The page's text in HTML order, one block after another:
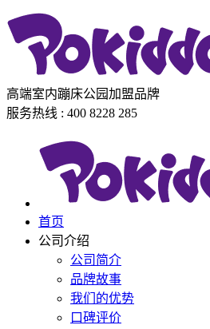
高端室内蹦床公园加盟品牌
服务热线 : 400 8228 285
首页
公司介绍
公司简介
品牌故事
我们的优势
口碑评价